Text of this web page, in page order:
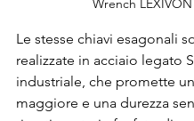
Wrench LEXIVON
Le stesse chiavi esagonali
realizzate in acciaio legato
industriale, che promette
maggiore e una durezza